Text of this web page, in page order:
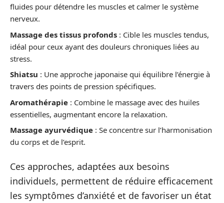
fluides pour détendre les muscles et calmer le système
nerveux.
Massage des tissus profonds : Cible les muscles tendus,
idéal pour ceux ayant des douleurs chroniques liées au
stress.
Shiatsu : Une approche japonaise qui équilibre l’énergie à
travers des points de pression spécifiques.
Aromathérapie : Combine le massage avec des huiles
essentielles, augmentant encore la relaxation.
Massage ayurvédique : Se concentre sur l’harmonisation
du corps et de l’esprit.
Ces approches, adaptées aux besoins
individuels, permettent de réduire efficacement
les symptômes d’anxiété et de favoriser un état